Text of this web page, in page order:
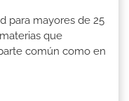
para mayores de 25
que
común como en